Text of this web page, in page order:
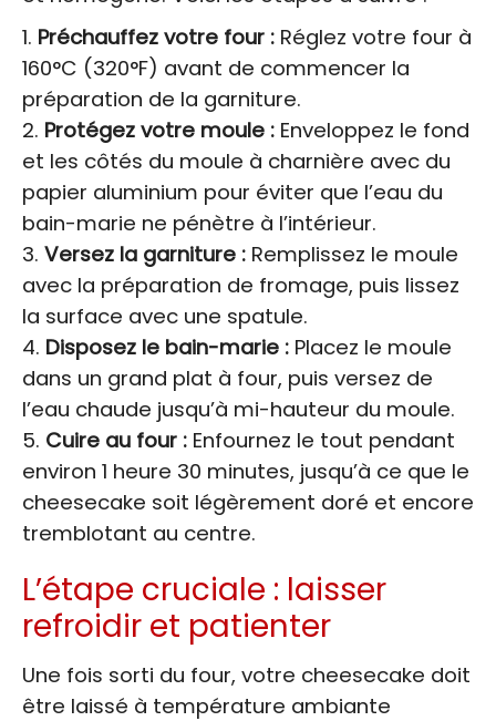
Préchauffez votre four : Réglez votre four à
160°C (320°F) avant de commencer la
préparation de la garniture.
Protégez votre moule : Enveloppez le fond
et les côtés du moule à charnière avec du
papier aluminium pour éviter que l’eau du
bain-marie ne pénètre à l’intérieur.
Versez la garniture : Remplissez le moule
avec la préparation de fromage, puis lissez
la surface avec une spatule.
Disposez le bain-marie : Placez le moule
dans un grand plat à four, puis versez de
l’eau chaude jusqu’à mi-hauteur du moule.
Cuire au four : Enfournez le tout pendant
environ 1 heure 30 minutes, jusqu’à ce que le
cheesecake soit légèrement doré et encore
tremblotant au centre.
L’étape cruciale : laisser
refroidir et patienter
Une fois sorti du four, votre cheesecake doit
être laissé à température ambiante